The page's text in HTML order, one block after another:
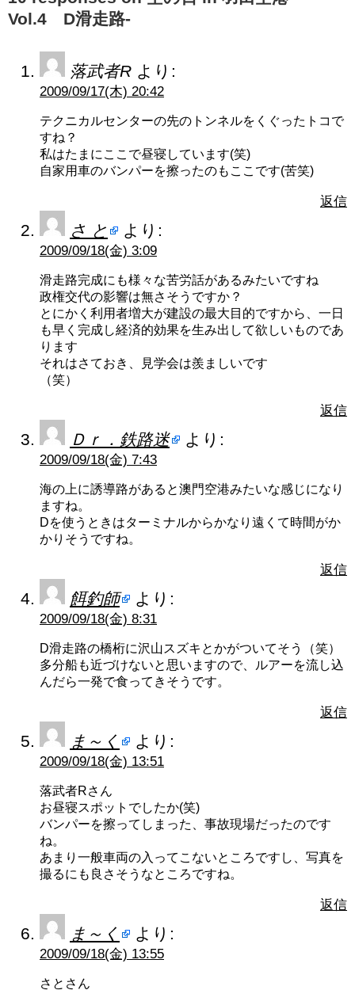
Vol.4 D滑走路-
落武者R より:
2009/09/17(木) 20:42
テクニカルセンターの先のトンネルをくぐったトコで
すね？
私はたまにここで昼寝しています(笑)
自家用車のバンパーを擦ったのもここです(苦笑)
返信
さ と より:
2009/09/18(金) 3:09
滑走路完成にも様々な苦労話があるみたいですね
政権交代の影響は無さそうですか？
とにかく利用者増大が建設の最大目的ですから、一日
も早く完成し経済的効果を生み出して欲しいものであ
ります
それはさておき、見学会は羨ましいです
（笑）
返信
Ｄｒ．鉄路迷 より:
2009/09/18(金) 7:43
海の上に誘導路があると澳門空港みたいな感じになり
ますね。
Dを使うときはターミナルからかなり遠くて時間がか
かりそうですね。
返信
餌釣師 より:
2009/09/18(金) 8:31
D滑走路の橋桁に沢山スズキとかがついてそう（笑）
多分船も近づけないと思いますので、ルアーを流し込
んだら一発で食ってきそうです。
返信
ま～く より:
2009/09/18(金) 13:51
落武者Rさん
お昼寝スポットでしたか(笑)
バンパーを擦ってしまった、事故現場だったのです
ね。
あまり一般車両の入ってこないところですし、写真を
撮るにも良さそうなところですね。
返信
ま～く より:
2009/09/18(金) 13:55
さとさん